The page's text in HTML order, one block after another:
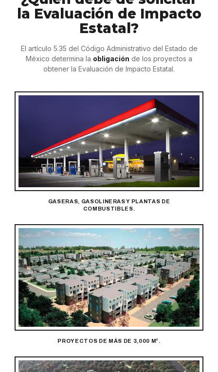
la Evaluación de Impacto
Estatal?
El artículo 5.35 del Código Administrativo del Estado de
México determina la obligación de los proyectos a
obtener la Evaluación de Impacto Estatal.
GASERAS, GASOLINERAS Y PLANTAS DE
COMBUSTIBLES.
PROYECTOS DE MÁS DE 3,000 M².